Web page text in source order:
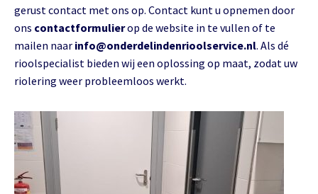
gerust contact met ons op. Contact kunt u opnemen door
ons contactformulierop de website in te vullen of te
mailen naar info@onderdelindenrioolservice.nl. Als dé
rioolspecialist bieden wij een oplossing op maat, zodat uw
riolering weer probleemloos werkt.